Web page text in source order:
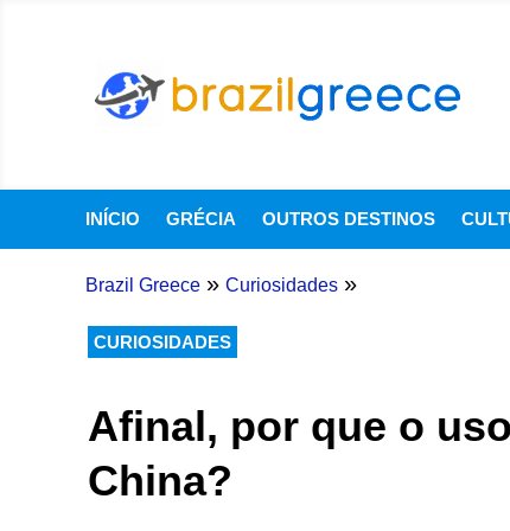
INÍCIO GRÉCIA OUTROS DESTINOS
Brazil Greece » Curiosidades »
CURIOSIDADES
Afinal, por que o
China?